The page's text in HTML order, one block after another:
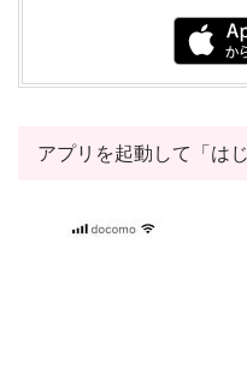
アプリを起動して「は